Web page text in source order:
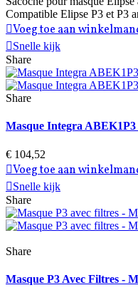
Compatible Elipse P3 et P3
Voeg toe aan
Snelle kijk
Share
Share
Masque Integra
€ 104,52
Voeg toe aan
Snelle kijk
Share
Share
Masque P3 Avec Filtres -